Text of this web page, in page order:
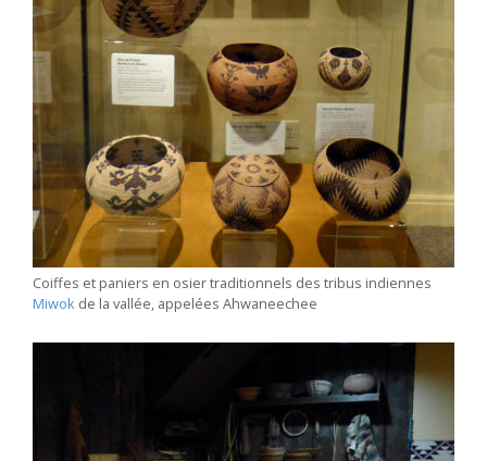
Coiffes et paniers en osier traditionnels des tribus indiennes
Miwok de la vallée, appelées Ahwaneechee